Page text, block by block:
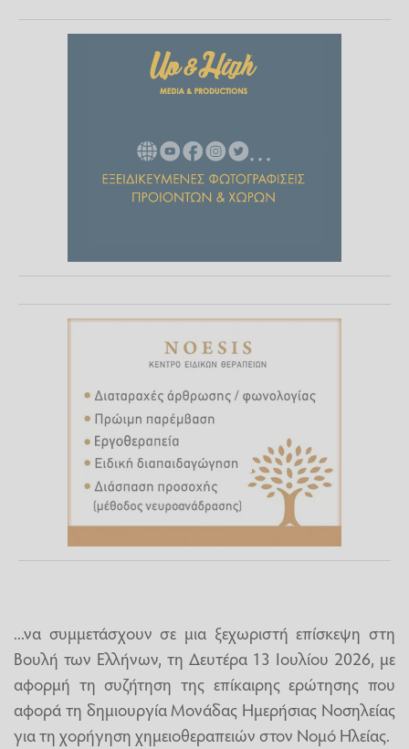
...να συμμετάσχουν σε μια ξεχωριστή επίσκεψη στη
Βουλή των Ελλήνων, τη Δευτέρα 13 Ιουλίου 2026, με
αφορμή τη συζήτηση της επίκαιρης ερώτησης που
αφορά τη δημιουργία Μονάδας Ημερήσιας Νοσηλείας
για τη χορήγηση χημειοθεραπειών στον Νομό Ηλείας.